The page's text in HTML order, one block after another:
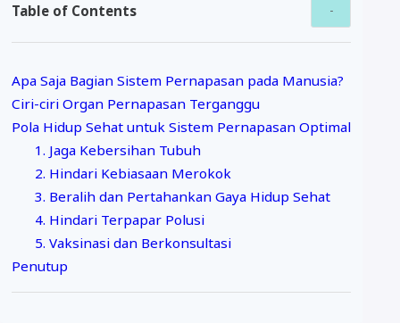
Table of Contents
Apa Saja Bagian Sistem Pernapasan pada Manusia?
Ciri-ciri Organ Pernapasan Terganggu
Pola Hidup Sehat untuk Sistem Pernapasan Optimal
1. Jaga Kebersihan Tubuh
2. Hindari Kebiasaan Merokok
3. Beralih dan Pertahankan Gaya Hidup Sehat
4. Hindari Terpapar Polusi
5. Vaksinasi dan Berkonsultasi
Penutup